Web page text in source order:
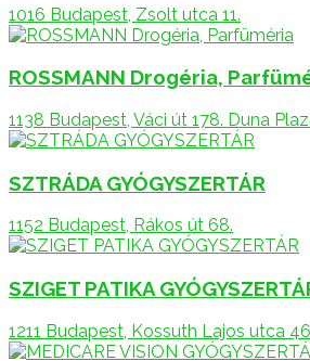
1016 Budapest, Zsolt utca 11.
ROSSMANN Drogéria,
1138 Budapest, Váci út 178. Duna
SZTRÁDA GYÓGYSZERTÁR
1152 Budapest, Rákos út 68.
SZIGET PATIKA
1211 Budapest, Kossuth Lajos utca